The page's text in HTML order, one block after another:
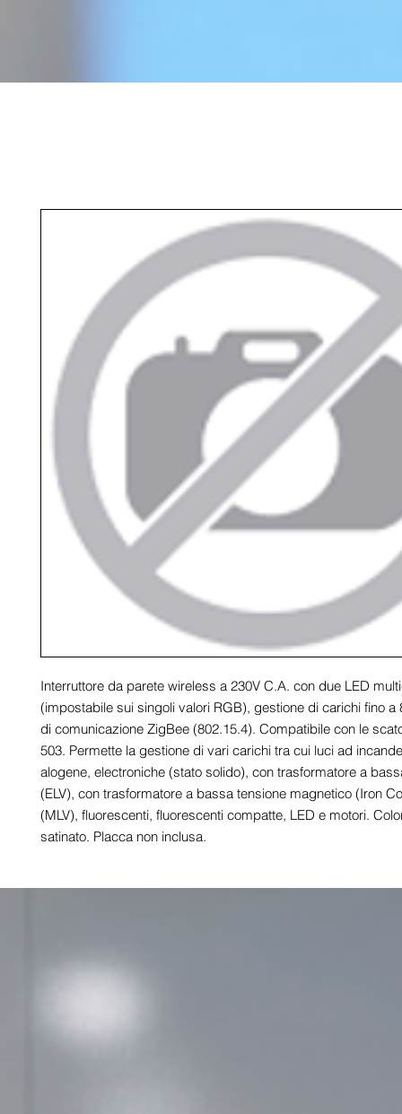
Interruttore da parete wireless a 230V C.A. con due LED
(impostabile sui singoli valori RGB), gestione di carichi fino a
di comunicazione ZigBee (802.15.4). Compatibile con le
503. Permette la gestione di vari carichi tra cui luci ad
alogene, electroniche (stato solido), con trasformatore a
(ELV), con trasformatore a bassa tensione magnetico (Iron
(MLV), fluorescenti, fluorescenti compatte, LED e motori.
satinato. Placca non inclusa.